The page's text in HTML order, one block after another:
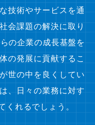
技術やサービスを通
会課題の解決に取り
の企業の成長基盤を
の発展に貢献するこ
世の中を良くしてい
、日々の業務に対す
くれるでしょう。